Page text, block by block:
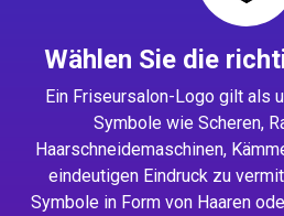
Wählen Sie die
Ein Friseursalon-Logo gilt als
Symbole wie Scheren,
Haarschneidemaschinen,
eindeutigen Eindruck zu
Symbole in Form von Haaren